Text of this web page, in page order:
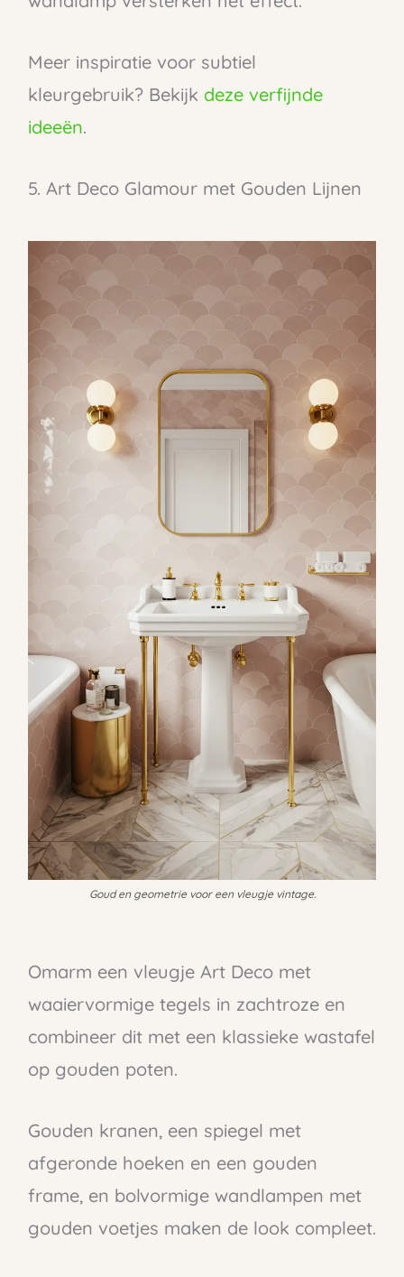
Meer inspiratie voor subtiel
kleurgebruik? Bekijk deze verfijnde
ideeën.
5. Art Deco Glamour met Gouden Lijnen
Goud en geometrie voor een vleugje vintage.
Omarm een vleugje Art Deco met
waaiervormige tegels in zachtroze en
combineer dit met een klassieke wastafel
op gouden poten.
Gouden kranen, een spiegel met
afgeronde hoeken en een gouden
frame, en bolvormige wandlampen met
gouden voetjes maken de look compleet.